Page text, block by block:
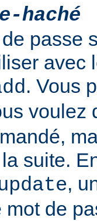
haché
passe
avec
. Vous
voulez
suite.
,
mot de